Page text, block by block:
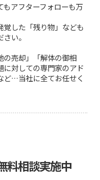
もアフターフォローも万
覚した「残り物」なども
い。
の売却」「解体の御相
に対しての専門家のアド
ど…当社に全てお任せく
料相談実施中